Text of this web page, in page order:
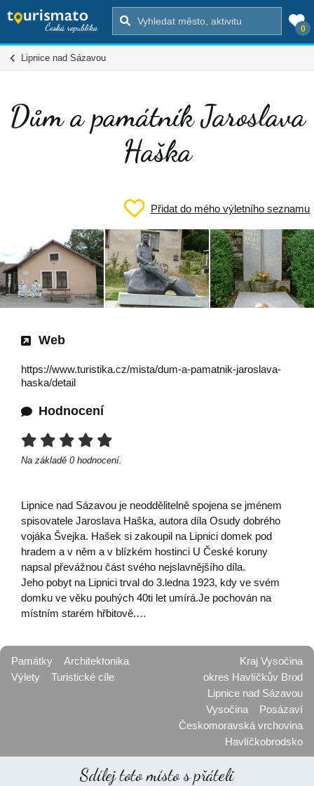
0
Lipnice nad Sázavou
Dům a památník Jaroslava
Haška
Přidat do mého výletního seznamu
Web
https://www.turistika.cz/mista/dum-a-pamatnik-jaroslava-
haska/detail
Hodnocení
Na základě 0 hodnocení.
Lipnice nad Sázavou je neoddělitelně spojena se jménem
spisovatele Jaroslava Haška, autora díla Osudy dobrého
vojáka Švejka. Hašek si zakoupil na Lipnici domek pod
hradem a v něm a v blízkém hostinci U České koruny
napsal převážnou část svého nejslavnějšího díla.
Jeho pobyt na Lipnici trval do 3.ledna 1923, kdy ve svém
domku ve věku pouhých 40ti let umírá.Je pochován na
místním starém hřbitově.…
Památky
Architektonika
Výlety
Turistické cíle
Kraj Vysočina
okres Havlíčkův Brod
Lipnice nad Sázavou
Vysočina
Posázaví
Českomoravská vrchovina
Havlíčkobrodsko
Sdílej toto místo s přáteli